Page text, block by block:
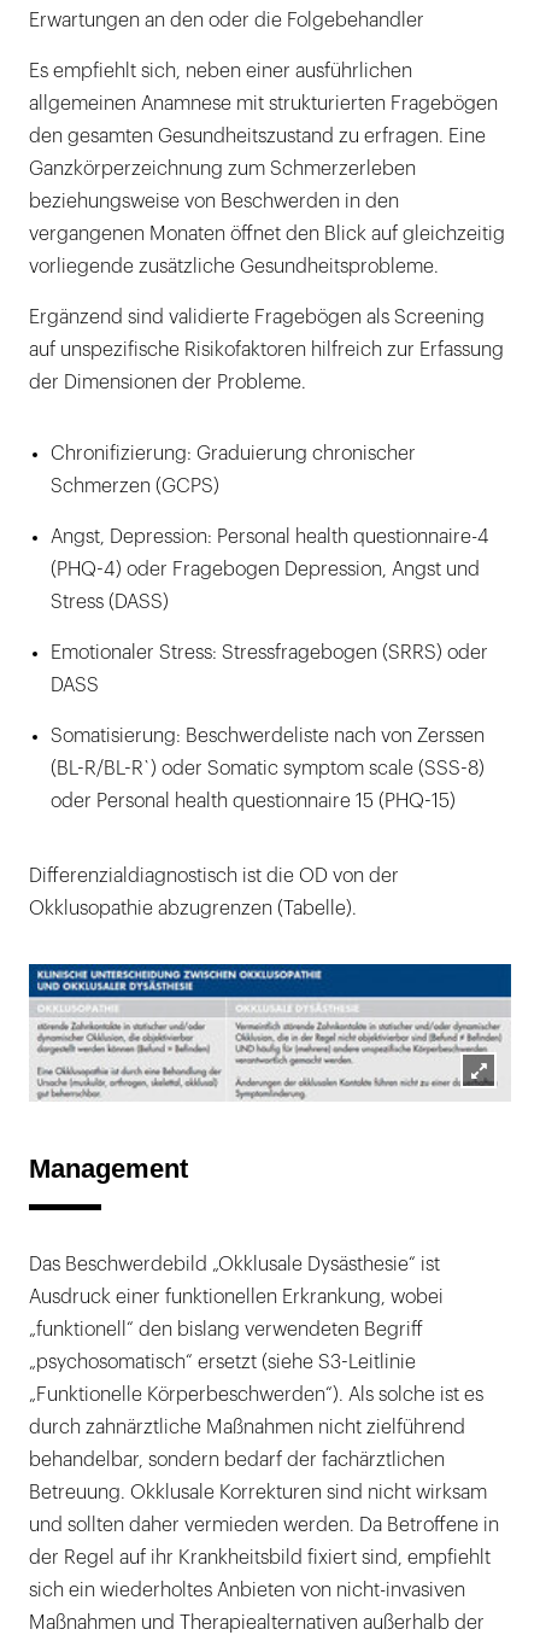
Erwartungen an den oder die Folgebehandler
Es empfiehlt sich, neben einer ausführlichen
allgemeinen Anamnese mit strukturierten Fragebögen
den gesamten Gesundheitszustand zu erfragen. Eine
Ganzkörperzeichnung zum Schmerzerleben
beziehungsweise von Beschwerden in den
vergangenen Monaten öffnet den Blick auf gleichzeitig
vorliegende zusätzliche Gesundheitsprobleme.
Ergänzend sind validierte Fragebögen als Screening
auf unspezifische Risikofaktoren hilfreich zur Erfassung
der Dimensionen der Probleme.
Chronifizierung: Graduierung chronischer
Schmerzen (GCPS)
Angst, Depression: Personal health questionnaire-4
(PHQ-4) oder Fragebogen Depression, Angst und
Stress (DASS)
Emotionaler Stress: Stressfragebogen (SRRS) oder
DASS
Somatisierung: Beschwerdeliste nach von Zerssen
(BL-R/BL-R`) oder Somatic symptom scale (SSS-8)
oder Personal health questionnaire 15 (PHQ-15)
Differenzialdiagnostisch ist die OD von der
Okklusopathie abzugrenzen (Tabelle).
Management
Das Beschwerdebild „Okklusale Dysästhesie“ ist
Ausdruck einer funktionellen Erkrankung, wobei
„funktionell“ den bislang verwendeten Begriff
„psychosomatisch“ ersetzt (siehe S3-Leitlinie
„Funktionelle Körperbeschwerden“). Als solche ist es
durch zahnärztliche Maßnahmen nicht zielführend
behandelbar, sondern bedarf der fachärztlichen
Betreuung. Okklusale Korrekturen sind nicht wirksam
und sollten daher vermieden werden. Da Betroffene in
der Regel auf ihr Krankheitsbild fixiert sind, empfiehlt
sich ein wiederholtes Anbieten von nicht-invasiven
Maßnahmen und Therapiealternativen außerhalb der